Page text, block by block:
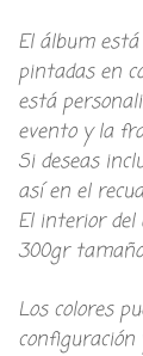
El álbum
pintadas en
está
evento y la
Si deseas
así en el
El interior del
300gr
Los colores
configuración